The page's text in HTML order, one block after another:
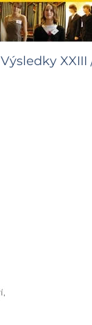
Výsledky XXIII